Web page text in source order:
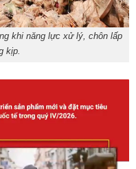
khi năng lực xử lý, chôn lấp
kịp.